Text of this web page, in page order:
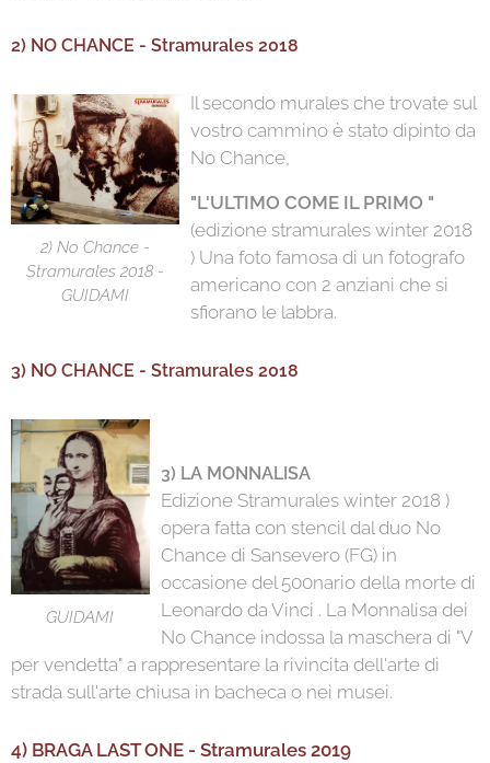
2) NO CHANCE - Stramurales 2018
2) No Chance -
Stramurales 2018 -
GUIDAMI
Il secondo murales che trovate sul
vostro cammino è stato dipinto da
No Chance,
"L'ULTIMO COME IL PRIMO "
(edizione stramurales winter 2018
) Una foto famosa di un fotografo
americano con 2 anziani che si
sfiorano le labbra.
3) NO CHANCE - Stramurales 2018
GUIDAMI
3) LA MONNALISA
Edizione Stramurales winter 2018 )
opera fatta con stencil dal duo No
Chance di Sansevero (FG) in
occasione del 500nario della morte di
Leonardo da Vinci . La Monnalisa dei
No Chance indossa la maschera di "V
per vendetta" a rappresentare la rivincita dell'arte di
strada sull'arte chiusa in bacheca o nei musei.
4) BRAGA LAST ONE - Stramurales 2019